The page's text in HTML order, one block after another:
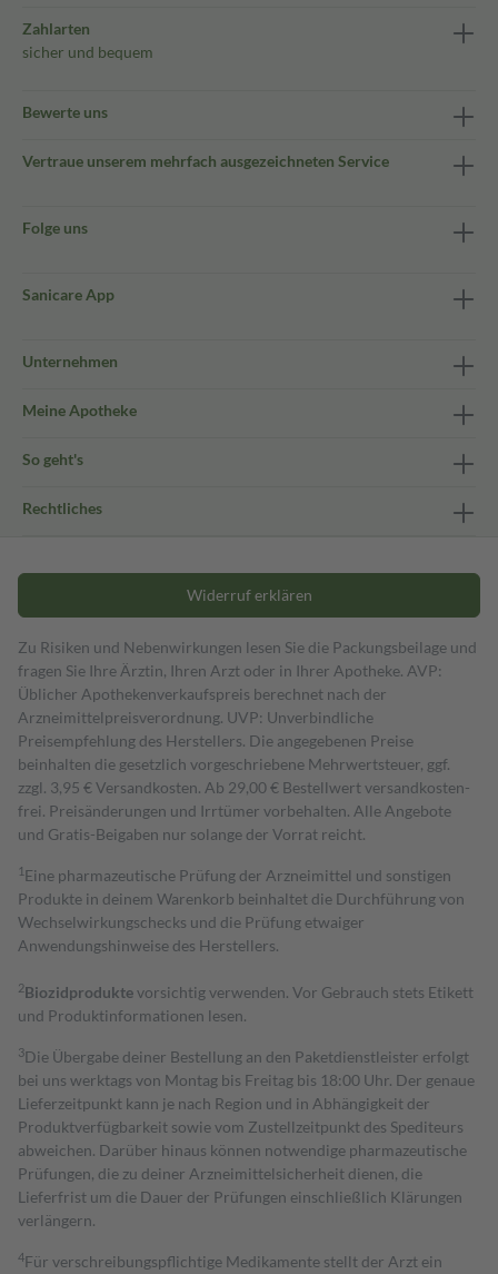
Zahlarten
sicher und bequem
Bewerte uns
Vertraue unserem mehrfach ausgezeichneten Service
Folge uns
Sanicare App
Unternehmen
Meine Apotheke
So geht's
Rechtliches
Widerruf erklären
Zu Risiken und Nebenwirkungen lesen Sie die Packungsbeilage und
fragen Sie Ihre Ärztin, Ihren Arzt oder in Ihrer Apotheke. AVP:
Üblicher Apothekenverkaufspreis berechnet nach der
Arzneimittelpreisverordnung. UVP: Unverbindliche
Preisempfehlung des Herstellers. Die angegebenen Preise
beinhalten die gesetzlich vorgeschriebene Mehrwertsteuer, ggf.
zzgl. 3,95 € Versandkosten. Ab 29,00 € Bestell­wert versand­kosten­
frei. Preisänderungen und Irrtümer vorbehalten. Alle Angebote
und Gratis-Beigaben nur solange der Vorrat reicht.
1 Eine pharmazeutische Prüfung der Arzneimittel und sonstigen
Produkte in deinem Warenkorb beinhaltet die Durchführung von
Wechselwirkungschecks und die Prüfung etwaiger
Anwendungshinweise des Herstellers.
2Biozidproduktevorsichtig verwenden. Vor Gebrauch stets Etikett
und Produktinformationen lesen.
3Die Übergabe deiner Bestellung an den Paketdienstleister erfolgt
bei uns werktags von Montag bis Freitag bis 18:00 Uhr. Der genaue
Lieferzeitpunkt kann je nach Region und in Abhängigkeit der
Produktverfügbarkeit sowie vom Zustellzeitpunkt des Spediteurs
abweichen. Darüber hinaus können notwendige pharmazeutische
Prüfungen, die zu deiner Arzneimittelsicherheit dienen, die
Lieferfrist um die Dauer der Prüfungen einschließlich Klärungen
verlängern.
4Für verschreibungspflichtige Medikamente stellt der Arzt ein